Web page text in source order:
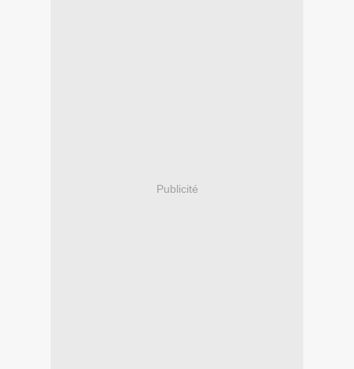
Publicité